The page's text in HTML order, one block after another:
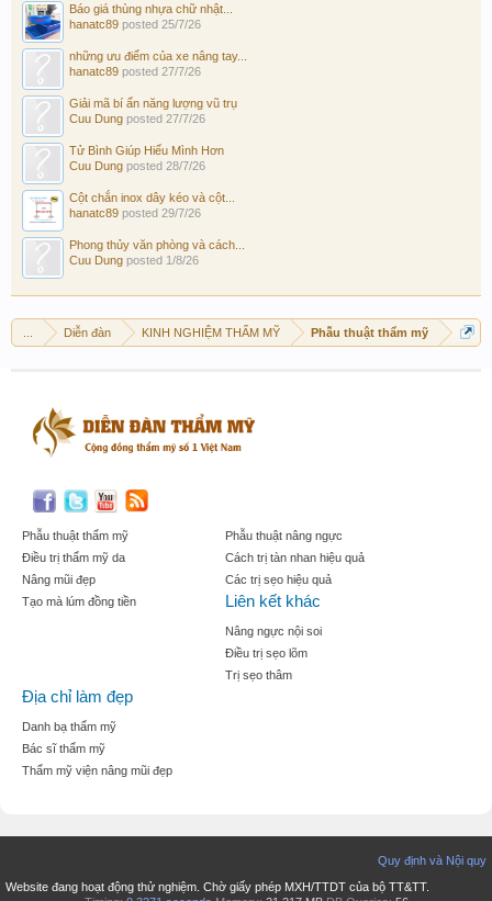
Báo giá thùng nhựa chữ nhật...
hanatc89 posted 25/7/26
những ưu điểm của xe nâng tay...
hanatc89 posted 27/7/26
Giải mã bí ẩn năng lượng vũ trụ
Cuu Dung posted 27/7/26
Tử Bình Giúp Hiểu Mình Hơn
Cuu Dung posted 28/7/26
Cột chắn inox dây kéo và cột...
hanatc89 posted 29/7/26
Phong thủy văn phòng và cách...
Cuu Dung posted 1/8/26
Diễn đàn KINH NGHIỆM THẨM MỸ Phẫu thuật thẩm mỹ
Phẫu thuật thẩm mỹ
Điều trị thẩm mỹ da
Nâng mũi đẹp
Tạo mà lúm đồng tiền
Phẫu thuật nâng ngực
Cách trị tàn nhan hiệu quả
Các trị sẹo hiệu quả
Liên kết khác
Nâng ngực nội soi
Điều trị sẹo lõm
Trị sẹo thâm
Địa chỉ làm đẹp
Danh bạ thẩm mỹ
Bác sĩ thẩm mỹ
Thẩm mỹ viện nâng mũi đẹp
Quy định và Nội quy
Website đang hoạt động thử nghiệm. Chờ giấy phép MXH/TTDT của bộ TT&TT.